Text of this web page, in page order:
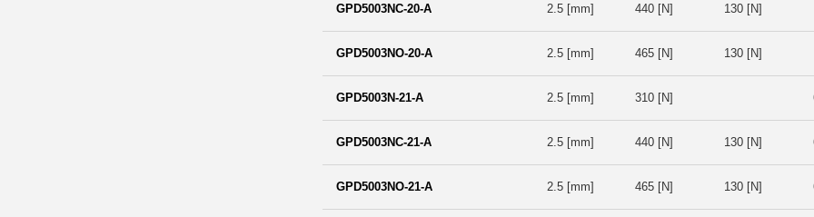
GPD5003NC-20-A 2.5 [mm] 440 [N] 130 [N]
GPD5003NO-20-A 2.5 [mm] 465 [N] 130 [N]
GPD5003N-21-A 2.5 [mm] 310 [N]
GPD5003NC-21-A 2.5 [mm] 440 [N] 130 [N]
GPD5003NO-21-A 2.5 [mm] 465 [N] 130 [N]